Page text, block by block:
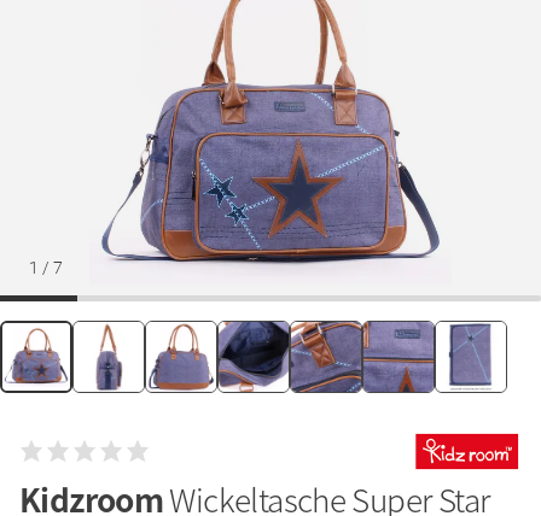
1 / 7
KidzroomWickeltasche Super Star